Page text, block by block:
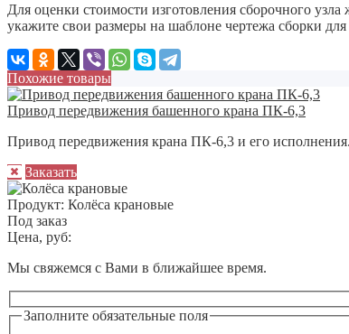
Для оценки стоимости изготовления сборочного
укажите свои размеры на шаблоне чертежа сборки
Похожие товары
Привод передвижения башенного крана ПК-6,3
Привод передвижения крана ПК-6,3 и его
Заказать
Продукт: Колёса крановые
Под заказ
Цена, руб:
Мы свяжемся с Вами в ближайшее время.
Заполните обязательные поля